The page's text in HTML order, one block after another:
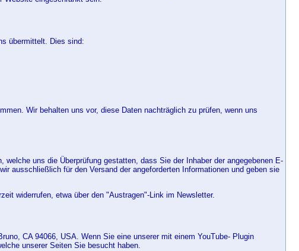
übermittelt. Dies sind:
Wir behalten uns vor, diese Daten nachträglich zu prüfen, wenn uns
uns die Überprüfung gestatten, dass Sie der Inhaber der angegebenen E-
ausschließlich für den Versand der angeforderten Informationen und geben sie
widerrufen, etwa über den "Austragen"-Link im Newsletter.
CA 94066, USA. Wenn Sie eine unserer mit einem YouTube- Plugin
unserer Seiten Sie besucht haben.